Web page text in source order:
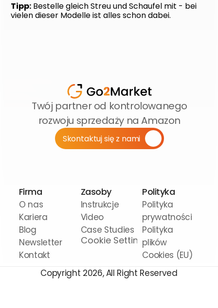
Tipp: Bestelle gleich Streu und Schaufel mit - bei
vielen dieser Modelle ist alles schon dabei.
Twój partner od kontrolowanego
rozwoju sprzedaży na Amazon
Skontaktuj się z nami
Firma
O nas
Kariera
Blog
Newsletter
Kontakt
Zasoby
Instrukcje
Video
Case Studies
Cookie Settings
Polityka
Polityka
prywatności
Polityka
plików
Cookies (EU)
Copyright 2026, All Right Reserved